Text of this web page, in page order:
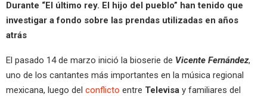
Durante “El último rey. El hijo del pueblo” han tenido que
investigar a fondo sobre las prendas utilizadas en años
atrás
El pasado 14 de marzo inició la bioserie de Vicente Fernández,
uno de los cantantes más importantes en la música regional
mexicana, luego del conflicto entre Televisa y familiares del